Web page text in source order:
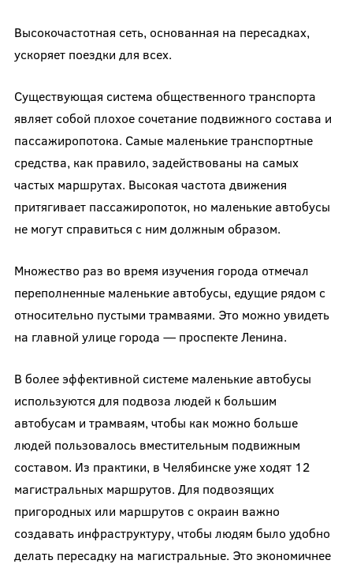
Высокочастотная сеть, основанная на пересадках,
ускоряет поездки для всех.
Существующая система общественного транспорта
являет собой плохое сочетание подвижного состава и
пассажиропотока. Самые маленькие транспортные
средства, как правило, задействованы на самых
частых маршрутах. Высокая частота движения
притягивает пассажиропоток, но маленькие автобусы
не могут справиться с ним должным образом.
Множество раз во время изучения города отмечал
переполненные маленькие автобусы, едущие рядом с
относительно пустыми трамваями. Это можно увидеть
на главной улице города — проспекте Ленина.
В более эффективной системе маленькие автобусы
используются для подвоза людей к большим
автобусам и трамваям, чтобы как можно больше
людей пользовалось вместительным подвижным
составом. Из практики, в Челябинске уже ходят 12
магистральных маршрутов. Для подвозящих
пригородных или маршрутов с окраин важно
создавать инфраструктуру, чтобы людям было удобно
делать пересадку на магистральные. Это экономичнее